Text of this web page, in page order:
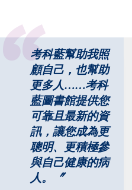
考科藍幫助我照
顧自己，也幫助
更多人……考科
藍圖書館提供您
可靠且最新的資
訊，讓您成為更
聰明、更積極參
與自己健康的病
人。〞